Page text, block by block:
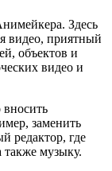
Здесь
видео, приятный
объектов и
видео и
заменить
редактор, где
музыку.